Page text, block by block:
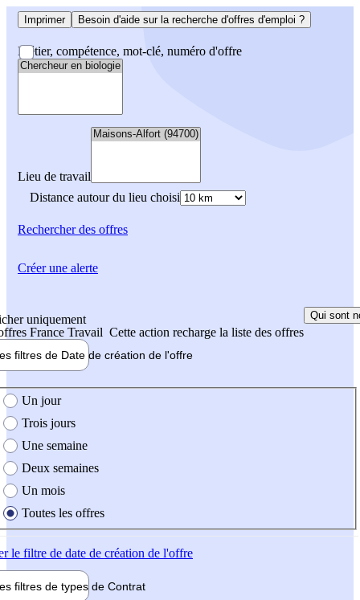
Imprimer Besoin d'aide sur la recherche d'offres d'emploi ?
Métier, compétence, mot-clé, numéro d'offre
Lieu de travail
Distance autour du lieu choisi
Rechercherdes offres
uniquement
France Travail Cette action recharge la liste des offres
Qui sont
filtres de Date de création de l'offre
création de l'offre
Un jour
Trois jours
Une semaine
Deux semaines
Un mois
Toutes les offres
le filtre de date de création de l'offre
filtres de types de Contrat
Créer une alerte